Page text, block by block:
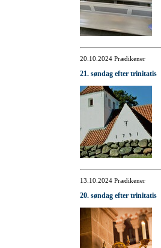
20.10.2024 Prædikener
21. søndag efter trinitatis
13.10.2024 Prædikener
20. søndag efter trinitatis